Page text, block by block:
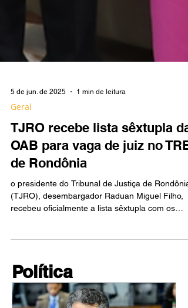
5 de jun. de 2025 1 min de leitura
TJRO recebe lista sêxtupla da
de Rondônia
o presidente do Tribunal de Justiça de Rondônia
recebeu oficialmente a lista sêxtupla com os
Advogados do Brasil – Seccional Rondônia
(OAB/RO) para concorrer à vaga de juiz
no Tribunal Regional Eleitoral de Rondônia
RO), na classe destinada à advocacia.
Política